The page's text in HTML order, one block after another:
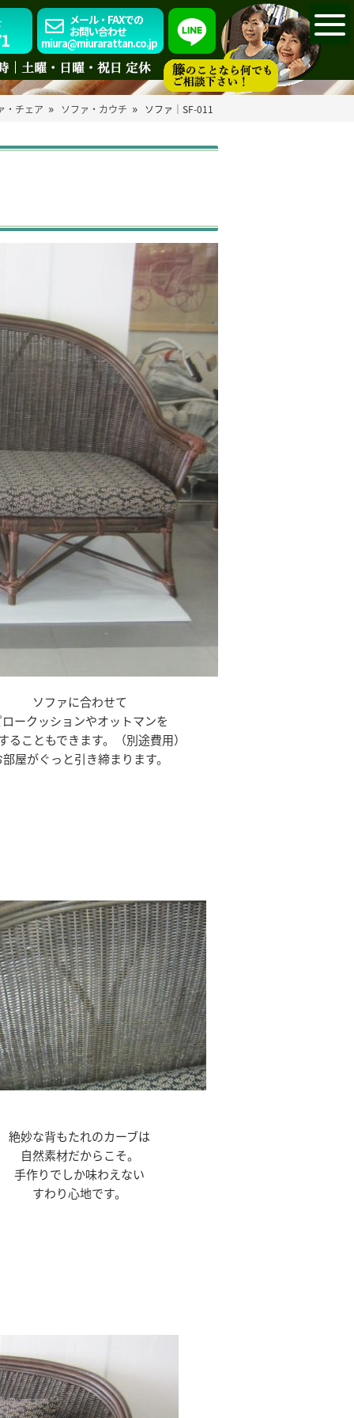
メール・FAXでの
お問い合わせ
miura@miurarattan.co.jp
・チェア » ソファ・カウチ » ソファ｜SF-011
ソファに合わせて
ークッションやオットマンを
ることもできます。（別途費用）
屋がぐっと引き締まります。
絶妙な背もたれのカーブは
自然素材だからこそ。
手作りでしか味わえない
すわり心地です。